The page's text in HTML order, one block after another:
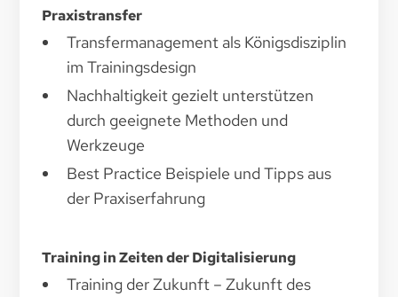
Praxistransfer
Transfermanagement als Königsdisziplin
im Trainingsdesign
Nachhaltigkeit gezielt unterstützen
durch geeignete Methoden und
Werkzeuge
Best Practice Beispiele und Tipps aus
der Praxiserfahrung
Training in Zeiten der Digitalisierung
Training der Zukunft – Zukunft des